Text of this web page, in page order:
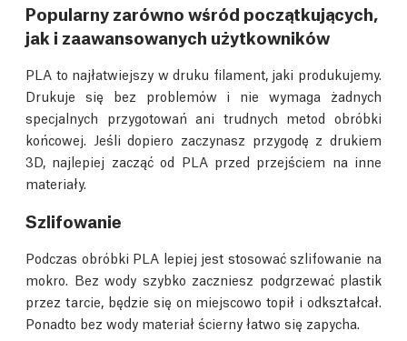
Popularny zarówno wśród początkujących,
jak i zaawansowanych użytkowników
PLA to najłatwiejszy w druku filament, jaki produkujemy.
Drukuje się bez problemów i nie wymaga żadnych
specjalnych przygotowań ani trudnych metod obróbki
końcowej. Jeśli dopiero zaczynasz przygodę z drukiem
3D, najlepiej zacząć od PLA przed przejściem na inne
materiały.
Szlifowanie
Podczas obróbki PLA lepiej jest stosować szlifowanie na
mokro. Bez wody szybko zaczniesz podgrzewać plastik
przez tarcie, będzie się on miejscowo topił i odkształcał.
Ponadto bez wody materiał ścierny łatwo się zapycha.